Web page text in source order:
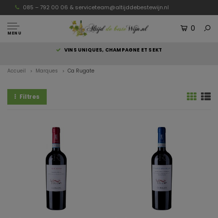
085 – 792 00 06 & serviceteam@altijddebestewijn.nl
MENU
0
VINS UNIQUES, CHAMPAGNE ET SEKT
Accueil Marques Ca Rugate
Filtres